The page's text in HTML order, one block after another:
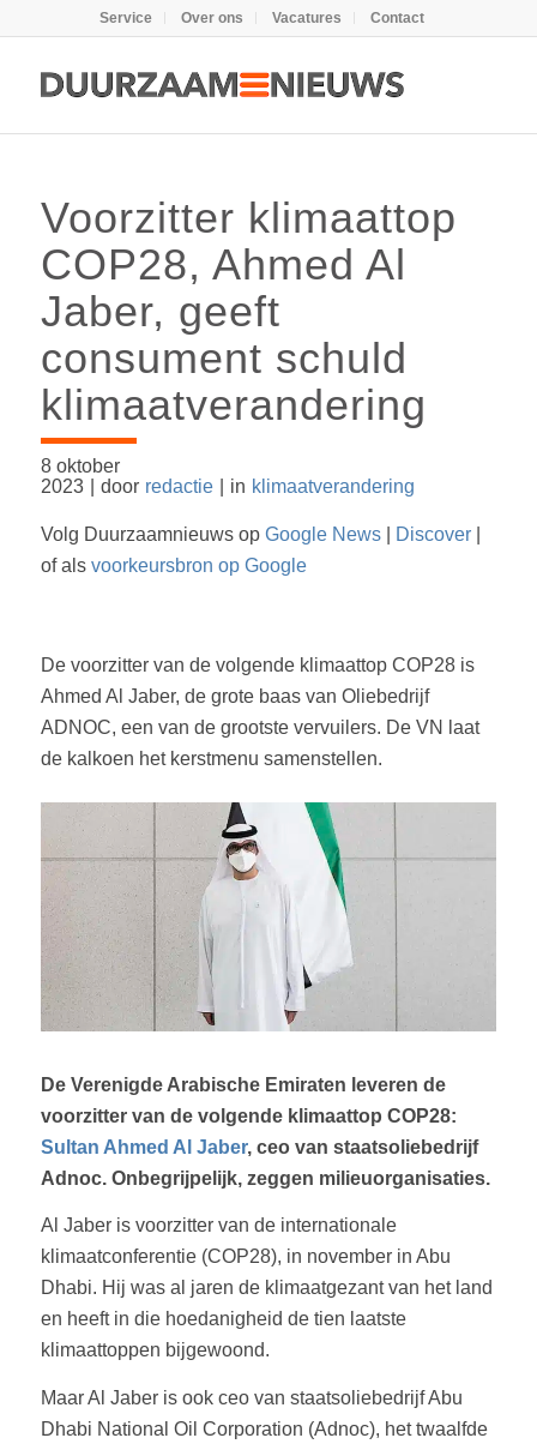
Service Over ons Vacatures Contact
Voorzitter klimaattop
COP28, Ahmed Al
Jaber, geeft
consument schuld
klimaatverandering
8 oktober
2023
door redactie in klimaatverandering
Volg Duurzaamnieuws op Google News| Discover|
of als voorkeursbron op Google
De voorzitter van de volgende klimaattop COP28 is
Ahmed Al Jaber, de grote baas van Oliebedrijf
ADNOC, een van de grootste vervuilers. De VN laat
de kalkoen het kerstmenu samenstellen.
De Verenigde Arabische Emiraten leveren de
voorzitter van de volgende klimaattop COP28:
Sultan Ahmed Al Jaber, ceo van staatsoliebedrijf
Adnoc. Onbegrijpelijk, zeggen milieuorganisaties.
Al Jaber is voorzitter van de internationale
klimaatconferentie (COP28), in november in Abu
Dhabi. Hij was al jaren de klimaatgezant van het land
en heeft in die hoedanigheid de tien laatste
klimaattoppen bijgewoond.
Maar Al Jaber is ook ceo van staatsoliebedrijf Abu
Dhabi National Oil Corporation (Adnoc), het twaalfde